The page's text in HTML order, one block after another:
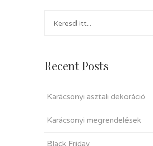
Recent Posts
Karácsonyi asztali dekoráció
Karácsonyi megrendelések
Black Friday